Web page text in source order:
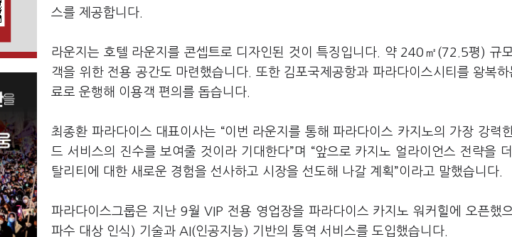
스를 제공합니다.
라운지는 호텔 라운지를 콘셉트로 디자인된 것이 특징입니다. 약 240㎡(72.5평) 규
객을 위한 전용 공간도 마련했습니다. 또한 김포국제공항과 파라다이스시티를 왕복
료로 운행해 이용객 편의를 돕습니다.
최종환 파라다이스 대표이사는 “이번 라운지를 통해 파라다이스 카지노의 가장 강력
드 서비스의 진수를 보여줄 것이라 기대한다”며 “앞으로 카지노 얼라이언스 전략을
탈리티에 대한 새로운 경험을 선사하고 시장을 선도해 나갈 계획”이라고 말했습니다.
파라다이스그룹은 지난 9월 VIP 전용 영업장을 파라다이스 카지노 워커힐에 오픈했
파수 대상 인식) 기술과 AI(인공지능) 기반의 통역 서비스를 도입했습니다.